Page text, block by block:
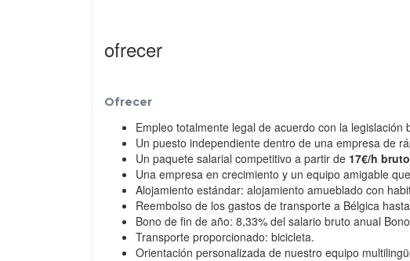
ofrecer
Ofrecer
Empleo totalmente legal de acuerdo con la legislación
Un puesto independiente dentro de una empresa de
Un paquete salarial competitivo a partir de 17€/h
Una empresa en crecimiento y un equipo amigable
Alojamiento estándar: alojamiento amueblado con
Reembolso de los gastos de transporte a Bélgica
Bono de fin de año: 8,33% del salario bruto anual
Transporte proporcionado: bicicleta.
Orientación personalizada de nuestro equipo